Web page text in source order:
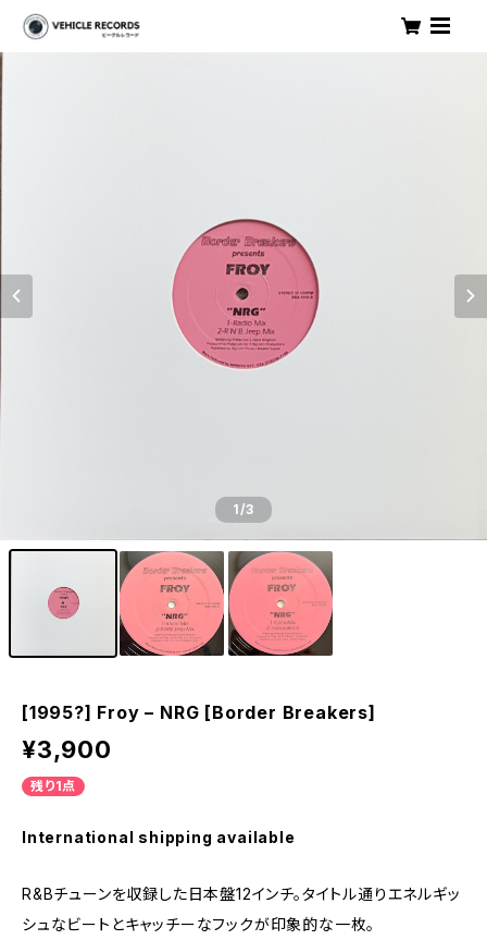
1/3
[1995?] Froy – NRG [Border Breakers]
¥3,900
残り1点
International shipping available
R&Bチューンを収録した日本盤12インチ。タイトル通りエネルギッ
シュなビートとキャッチーなフックが印象的な一枚。